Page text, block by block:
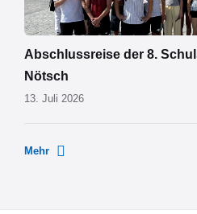
01.png
Abschlussreise der 8.
Nötsch
13. Juli 2026
Mehr